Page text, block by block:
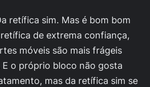
retífica sim. Mas é bom bom
de extrema confiança,
móveis são mais frágeis
o próprio bloco não gosta
mas da retífica sim se